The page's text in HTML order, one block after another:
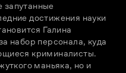
достижения науки
Галина
набор персонала, куда
криминалисты.
маньяка, но и